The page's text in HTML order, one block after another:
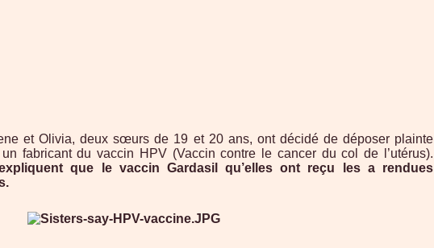
et Olivia, deux sœurs de 19 et 20 ans, ont décidé de déposer plainte
fabricant du vaccin HPV (Vaccin contre le cancer du col de l’utérus).
que le vaccin Gardasil qu’elles ont reçu les a rendues